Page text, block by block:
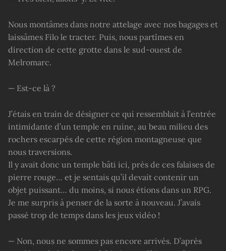
Nous montâmes dans notre attelage avec nos bagages et
laissâmes Filo le tracter. Puis, nous partîmes en
direction de cette grotte dans le sud-ouest de
Melromarc.
— Est-ce là ?
J’étais en train de désigner ce qui ressemblait à l’entrée
intimidante d’un temple en ruine, au beau milieu des
rochers escarpés de cette région montagneuse que
nous traversions.
Il y avait donc un temple bâti ici, près de ces falaises de
pierre rouge… et je sentais qu’il devait contenir un
objet puissant… du moins, si nous étions dans un RPG.
Je me surpris à penser de la sorte à nouveau. J’avais
passé trop de temps dans les jeux vidéo !
— Non, nous ne sommes pas encore arrivés. D’après